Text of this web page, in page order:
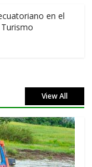
en el
View All